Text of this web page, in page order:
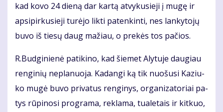
kad ko­vo 24 die­ną dar kar­tą at­vy­ku­sie­ji į mu­gę ir
ap­si­pir­ku­sie­ji tu­rė­jo lik­ti pa­ten­kin­ti, nes lan­ky­to­jų
bu­vo iš tie­sų daug ma­žiau, o pre­kės tos pa­čios.
R.Bud­gi­nie­nė pa­ti­ki­no, kad šie­met Aly­tu­je dau­giau
ren­gi­nių ne­pla­nuo­ja. Ka­dan­gi ką tik nuo­šu­si Ka­ziu­
ko mu­gė bu­vo pri­va­tus ren­gi­nys, or­ga­ni­za­to­riai pa­
tys rū­pi­no­si pro­gra­ma, re­kla­ma, tu­a­le­tais ir kit­kuo,